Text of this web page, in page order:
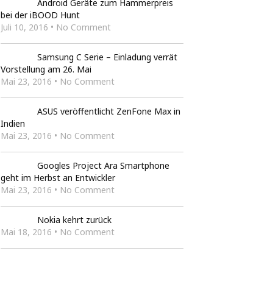
Android Geräte zum Hammerpreis
bei der iBOOD Hunt
Juli 10, 2016 • No Comment
Samsung C Serie – Einladung verrät
Vorstellung am 26. Mai
Mai 23, 2016 • No Comment
ASUS veröffentlicht ZenFone Max in
Indien
Mai 23, 2016 • No Comment
Googles Project Ara Smartphone
geht im Herbst an Entwickler
Mai 23, 2016 • No Comment
Nokia kehrt zurück
Mai 18, 2016 • No Comment